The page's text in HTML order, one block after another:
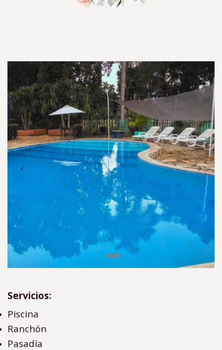
Servicios:
Piscina
Ranchón
Pasadía